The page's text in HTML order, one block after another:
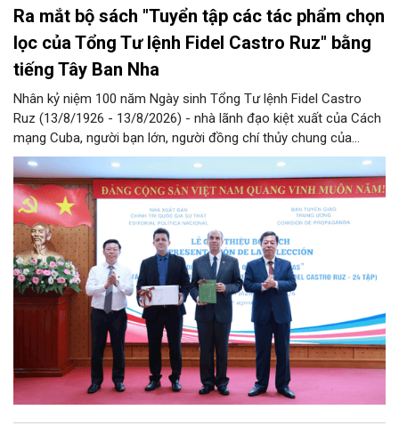
Ra mắt bộ sách "Tuyển tập các tác phẩm chọn
lọc của Tổng Tư lệnh Fidel Castro Ruz" bằng
tiếng Tây Ban Nha
Nhân kỷ niệm 100 năm Ngày sinh Tổng Tư lệnh Fidel Castro
Ruz (13/8/1926 - 13/8/2026) - nhà lãnh đạo kiệt xuất của Cách
mạng Cuba, người bạn lớn, người đồng chí thủy chung của
Đảng, Nhà nước và nhân dân Việt Nam, chiều 5/8, tại Hà Nội,
Nhà xuất bản Chính trị quốc gia Sự thật phối hợp với Ban Tuyên
giáo Trung ương tổ chức Lễ giới thiệu bộ sách “Tuyển tập các
tác phẩm chọn lọc của Tổng Tư lệnh Fidel Castro Ruz” gồm 24
tập bằng tiếng Tây Ban Nha.